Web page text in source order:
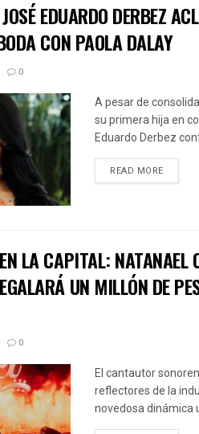
EDUARDO DERBEZ
CON PAOLA DALAY
0
A pesar de
su primera hija en
Eduardo Derbez
READ MORE
LA CAPITAL: NATANAEL
UN MILLÓN DE
0
El cantautor
reflectores de la
novedosa dinámica